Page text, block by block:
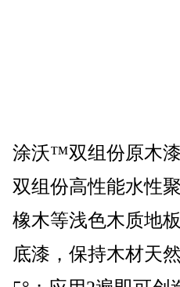
涂沃™双组份原木
双组份高性能水性
橡木等浅色木质地
底漆，保持木材天